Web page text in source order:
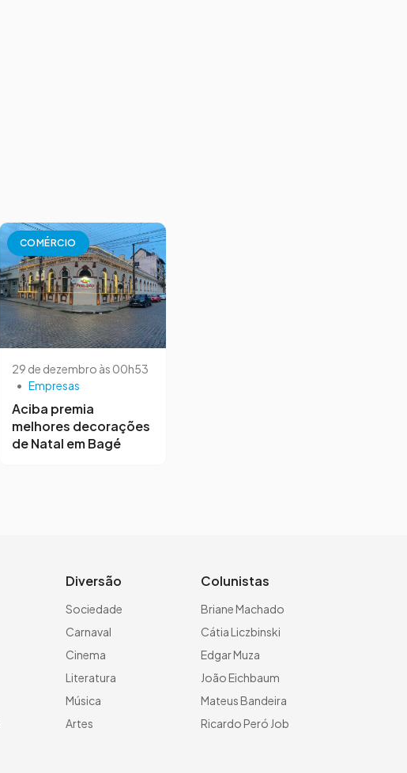
COMÉRCIO
29 de dezembro às 00h53
• Empresas
Aciba premia
melhores decorações
de Natal em Bagé
Diversão
Sociedade
Carnaval
Cinema
Literatura
Música
Artes
Colunistas
Briane Machado
Cátia Liczbinski
Edgar Muza
João Eichbaum
Mateus Bandeira
Ricardo Peró Job